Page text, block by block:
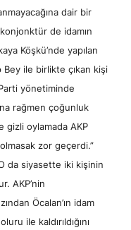
dair bir
de idamın
Köşkü’nde yapılan
Bey ile birlikte çıkan kişi
yönetiminde
rağmen çoğunluk
gizli oylamada AKP
zor geçerdi.”
da siyasette iki kişinin
AKP’nin
Öcalan’ın idam
ile kaldırıldığını